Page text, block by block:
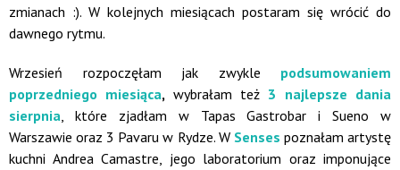
zmianach :). W kolejnych miesiącach postaram się wrócić do
dawnego rytmu.
Wrzesień rozpoczęłam jak zwykle podsumowaniem
poprzedniego miesiąca, wybrałam też 3 najlepsze dania
sierpnia, które zjadłam w Tapas Gastrobar i Sueno w
Warszawie oraz 3 Pavaru w Rydze. W Senses poznałam artystę
kuchni Andrea Camastre, jego laboratorium oraz imponujące